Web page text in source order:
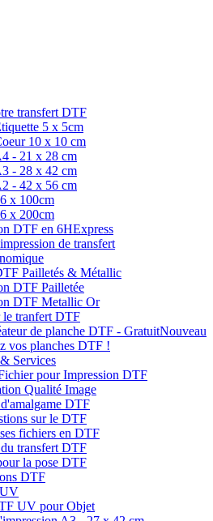
transfert DTF
5 x 5cm
10 x 10 cm
- 21 x 28 cm
- 28 x 42 cm
- 42 x 56 cm
x 100cm
x 200cm
DTF en 6HExpress
de transfert
Pailletés & Métallic
DTF Pailletée
DTF Metallic Or
tranfert DTF
de planche DTF - GratuitNouveau
vos planches DTF !
Services
pour Impression DTF
Qualité Image
DTF
sur le DTF
fichiers en DTF
transfert DTF
la pose DTF
DTF
UV pour Objet